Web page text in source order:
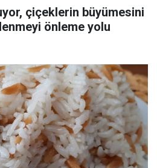
çiçeklerin büyümesini
önleme yolu